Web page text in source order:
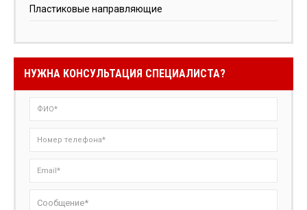
Пластиковые направляющие
НУЖНА КОНСУЛЬТАЦИЯ СПЕЦИАЛИСТА?